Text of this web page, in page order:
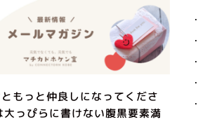
もっと仲良しになってくださ
大っぴらに書けない腹黒要素満